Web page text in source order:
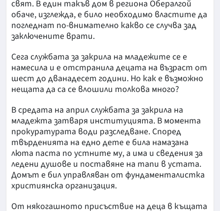
свят. В един такъв дом в региона Обералгой
обаче, изглежда, е било необходимо властите да
погледнат по-внимателно какво се случва зад
заключените врати.
Сега службата за закрила на младежите се е
намесила и е отстранила децата на възраст от
шест до дванадесет години. Но как е възможно
нещата да са се влошили толкова много?
В средата на април службата за закрила на
младежта затваря институцията. В момента
прокуратурата води разследване. Според
твърденията на едно дете е била намазана
люта паста по устните му, а има и сведения за
ледени душове и поставяне на тапи в устата.
Домът е бил управляван от фундаменталистка
християнска организация.
От някогашното присъствие на деца в къщата